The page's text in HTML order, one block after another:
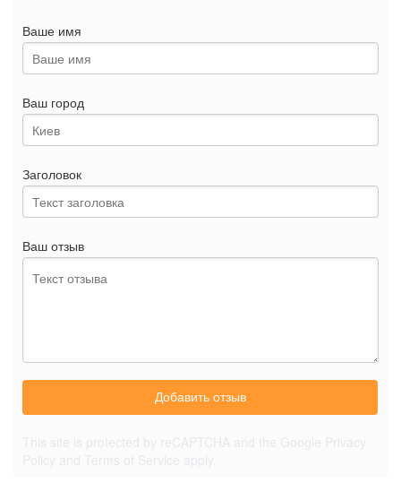
Ваше имя
Ваш город
Заголовок
Ваш отзыв
Добавить отзыв